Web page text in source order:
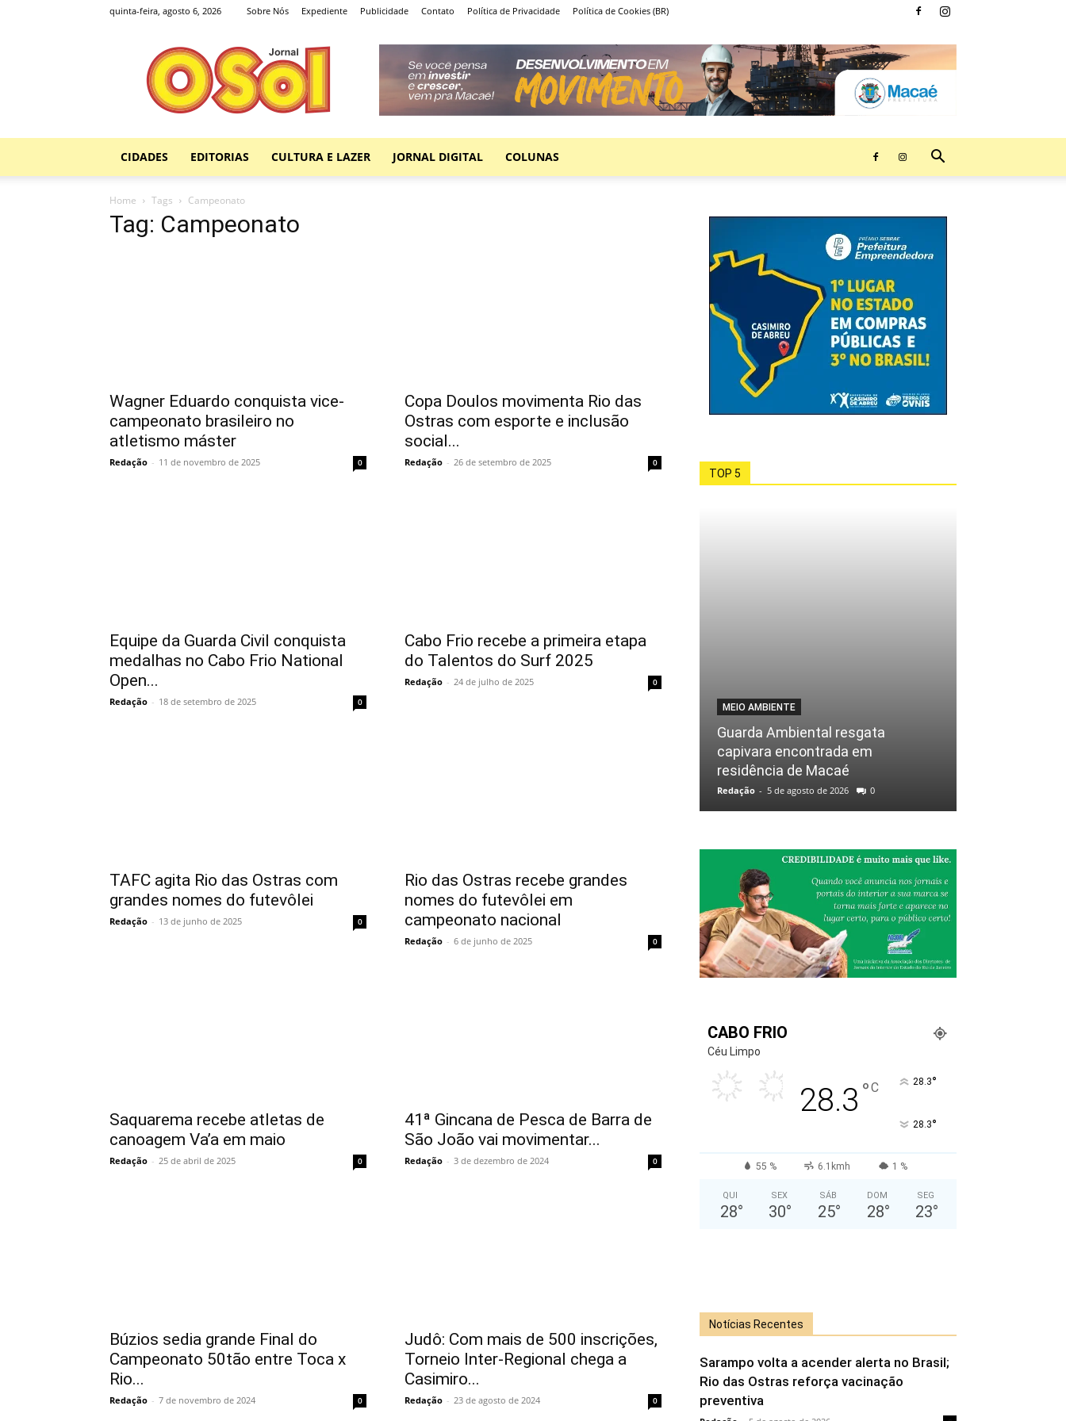
quinta-feira, agosto 6, 2026 Sobre Nós Expediente Publicidade Contato Política de Privacidade Política de Cookies (BR)
Jornal
O
Sol
CIDADES EDITORIAS CULTURA E LAZER JORNAL DIGITAL COLUNAS
Home Tags Campeonato
Tag: Campeonato
Wagner Eduardo conquista vice-
campeonato brasileiro no
atletismo máster
Redação - 11 de novembro de 2025 0
Copa Doulos movimenta Rio das
Ostras com esporte e inclusão
social...
Redação - 26 de setembro de 2025 0
Equipe da Guarda Civil conquista
medalhas no Cabo Frio National
Open...
Redação - 18 de setembro de 2025 0
Cabo Frio recebe a primeira etapa
do Talentos do Surf 2025
Redação - 24 de julho de 2025 0
TAFC agita Rio das Ostras com
grandes nomes do futevôlei
Redação - 13 de junho de 2025 0
Rio das Ostras recebe grandes
nomes do futevôlei em
campeonato nacional
Redação - 6 de junho de 2025 0
Saquarema recebe atletas de
canoagem Va’a em maio
Redação - 25 de abril de 2025 0
41ª Gincana de Pesca de Barra de
São João vai movimentar...
Redação - 3 de dezembro de 2024 0
Búzios sedia grande Final do
Campeonato 50tão entre Toca x
Rio...
Redação - 7 de novembro de 2024 0
Judô: Com mais de 500 inscrições,
Torneio Inter-Regional chega a
Casimiro...
Redação - 23 de agosto de 2024 0
TOP 5
MEIO AMBIENTE
Guarda Ambiental resgata
capivara encontrada em
residência de Macaé
Redação - 5 de agosto de 2026 0
CABO FRIO
Céu Limpo
28.3 °C 28.3°
28.3°
55 % 6.1kmh 1 %
QUI
28°
SEX
30°
SÁB
25°
DOM
28°
SEG
23°
Notícias Recentes
Sarampo volta a acender alerta no Brasil;
Rio das Ostras reforça vacinação
preventiva